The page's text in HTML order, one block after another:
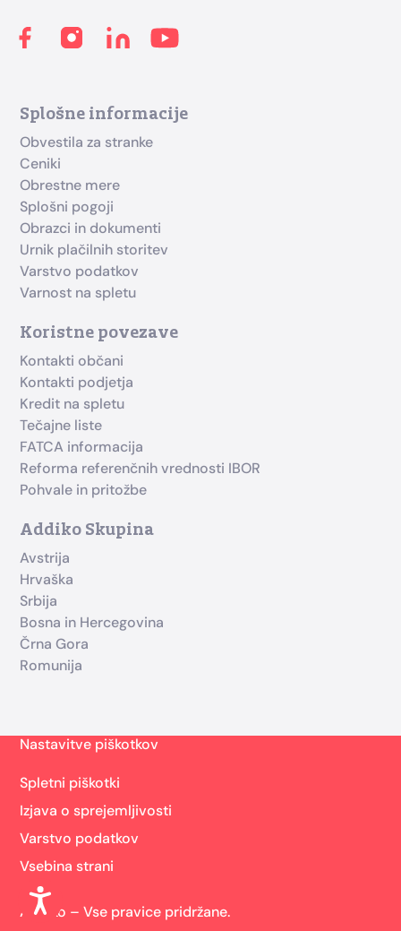
Splošne informacije
Obvestila za stranke
Ceniki
Obrestne mere
Splošni pogoji
Obrazci in dokumenti
Urnik plačilnih storitev
Varstvo podatkov
Varnost na spletu
Koristne povezave
Kontakti občani
Kontakti podjetja
Kredit na spletu
Tečajne liste
FATCA informacija
Reforma referenčnih vrednosti IBOR
Pohvale in pritožbe
Addiko Skupina
Avstrija
Hrvaška
Srbija
Bosna in Hercegovina
Črna Gora
Romunija
Addiko – Vse pravice pridržane.
Nastavitve piškotkov
Spletni piškotki
Izjava o sprejemljivosti
Varstvo podatkov
Vsebina strani